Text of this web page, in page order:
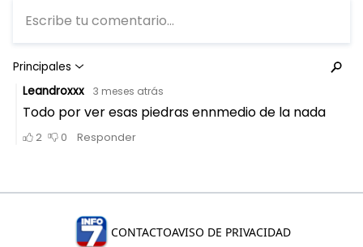
CONTACTOAVISO DE PRIVACIDAD